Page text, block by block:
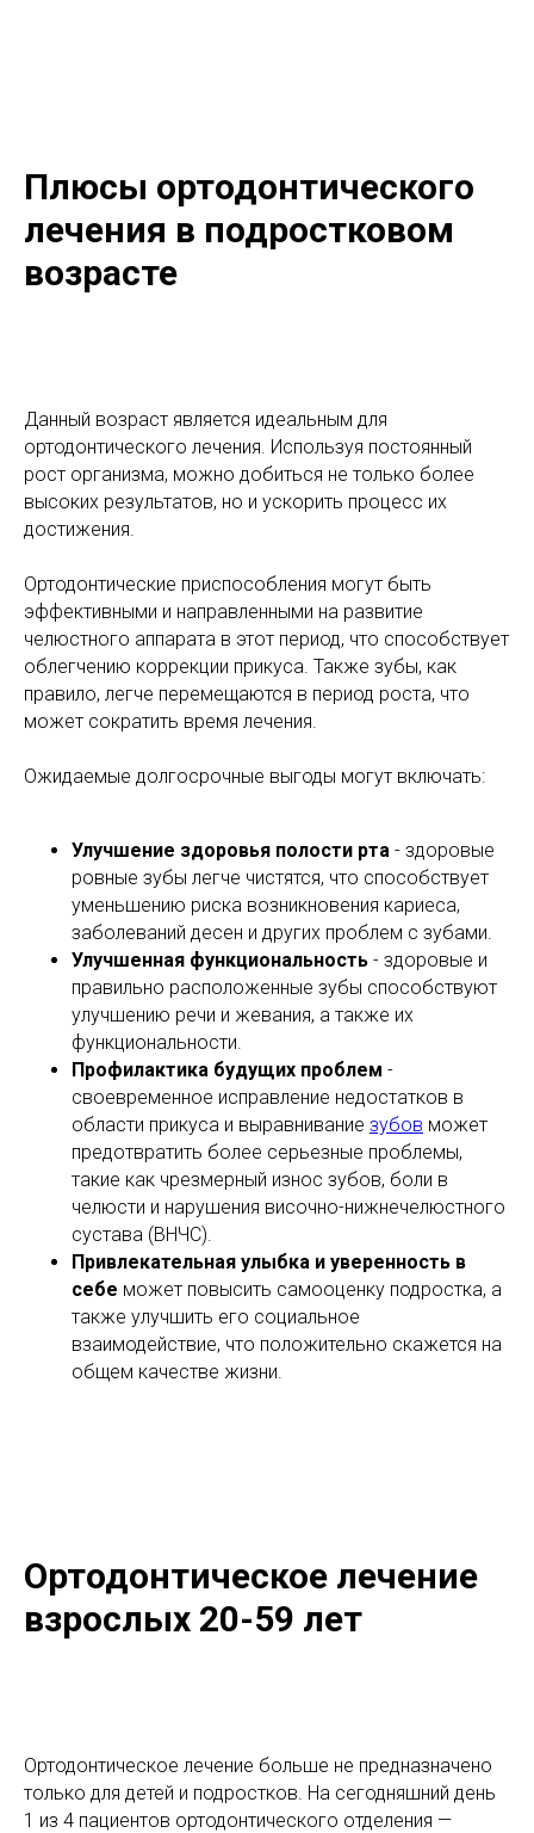
Плюсы ортодонтического
лечения в подростковом
возрасте
Данный возраст является идеальным для
ортодонтического лечения. Используя постоянный
рост организма, можно добиться не только более
высоких результатов, но и ускорить процесс их
достижения.
Ортодонтические приспособления могут быть
эффективными и направленными на развитие
челюстного аппарата в этот период, что способствует
облегчению коррекции прикуса. Также зубы, как
правило, легче перемещаются в период роста, что
может сократить время лечения.
Ожидаемые долгосрочные выгоды могут включать:
Улучшение здоровья полости рта - здоровые
ровные зубы легче чистятся, что способствует
уменьшению риска возникновения кариеса,
заболеваний десен и других проблем с зубами.
Улучшенная функциональность - здоровые и
правильно расположенные зубы способствуют
улучшению речи и жевания, а также их
функциональности.
Профилактика будущих проблем -
своевременное исправление недостатков в
области прикуса и выравнивание зубов может
предотвратить более серьезные проблемы,
такие как чрезмерный износ зубов, боли в
челюсти и нарушения височно-нижнечелюстного
сустава (ВНЧС).
Привлекательная улыбка и уверенность в
себе может повысить самооценку подростка, а
также улучшить его социальное
взаимодействие, что положительно скажется на
общем качестве жизни.
Ортодонтическое лечение
взрослых 20-59 лет
Ортодонтическое лечение больше не предназначено
только для детей и подростков. На сегодняшний день
1 из 4 пациентов ортодонтического отделения —